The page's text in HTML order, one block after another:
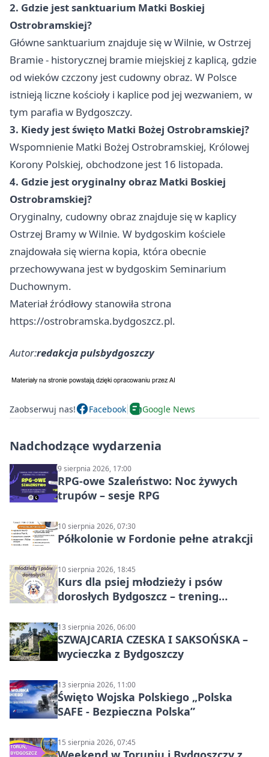
2. Gdzie jest sanktuarium Matki Boskiej
Ostrobramskiej?
Główne sanktuarium znajduje się w Wilnie, w Ostrzej
Bramie - historycznej bramie miejskiej z kaplicą, gdzie
od wieków czczony jest cudowny obraz. W Polsce
istnieją liczne kościoły i kaplice pod jej wezwaniem, w
tym parafia w Bydgoszczy.
3. Kiedy jest święto Matki Bożej Ostrobramskiej?
Wspomnienie Matki Bożej Ostrobramskiej, Królowej
Korony Polskiej, obchodzone jest 16 listopada.
4. Gdzie jest oryginalny obraz Matki Boskiej
Ostrobramskiej?
Oryginalny, cudowny obraz znajduje się w kaplicy
Ostrzej Bramy w Wilnie. W bydgoskim kościele
znajdowała się wierna kopia, która obecnie
przechowywana jest w bydgoskim Seminarium
Duchownym.
Materiał źródłowy stanowiła strona
https://ostrobramska.bydgoszcz.pl.
Autor:redakcja pulsbydgoszczy
Zaobserwuj nas! Facebook Google News
Nadchodzące wydarzenia
9 sierpnia 2026, 17:00
RPG-owe Szaleństwo: Noc żywych
trupów – sesje RPG
10 sierpnia 2026, 07:30
Półkolonie w Fordonie pełne atrakcji
10 sierpnia 2026, 18:45
Kurs dla psiej młodzieży i psów
dorosłych Bydgoszcz – trening
13 sierpnia 2026, 06:00
SZWAJCARIA CZESKA I SAKSOŃSKA –
wycieczka z Bydgoszczy
13 sierpnia 2026, 11:00
Święto Wojska Polskiego „Polska
SAFE - Bezpieczna Polska”
15 sierpnia 2026, 07:45